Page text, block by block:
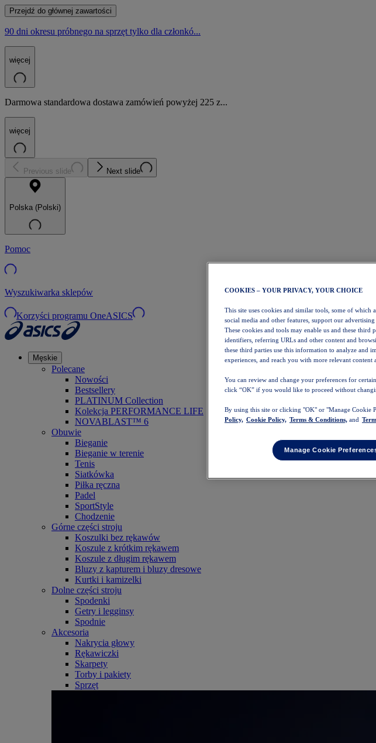
Przejdź do głównej zawartości
90 dni okresu próbnego na sprzęt tylko dla członkó...
więcej
Darmowa standardowa dostawa zamówień powyżej 225 z...
więcej
Previous slide Next slide
Polska (Polski)
Pomoc
Wyszukiwarka sklepów
Korzyści programu OneASICS
Męskie
Polecane
Nowości
Bestsellery
PLATINUM Collection
Kolekcja PERFORMANCE LIFE
NOVABLAST™ 6
Obuwie
Bieganie
Bieganie w terenie
Tenis
Siatkówka
Piłka ręczna
Padel
SportStyle
Chodzenie
Górne części stroju
Koszulki bez rękawów
Koszule z krótkim rękawem
Koszule z długim rękawem
Bluzy z kapturem i bluzy dresowe
Kurtki i kamizelki
Dolne części stroju
Spodenki
Getry i legginsy
Spodnie
Akcesoria
Nakrycia głowy
Rękawiczki
Skarpety
Torby i pakiety
Sprzęt
COOKIES – YOUR PRIVACY, YOUR CHOICE
This site uses cookies and similar tools, some of
social media and other features, support our
These cookies and tools may enable us and these third
identifiers, referring URLs and other content and
these third parties use this information to analyze and
experiences, and reach you with more relevant content
You can review and change your preferences for
click “OK” if you would like to proceed without
By using this site or clicking "OK" or "Manage Cookie
Policy, Cookie Policy, Terms & Conditions, and
Manage Cookie